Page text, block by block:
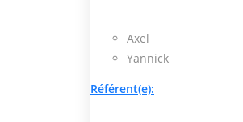
Axel
Yannick
Référent(e):